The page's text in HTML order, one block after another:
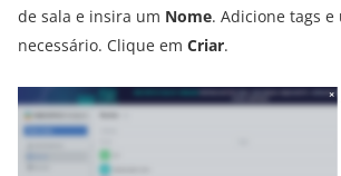
de sala e insira um Nome. Adicione tags e
necessário. Clique em Criar.